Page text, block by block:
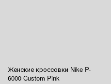
Женские кроссовки Nike P-
6000 Custom Pink